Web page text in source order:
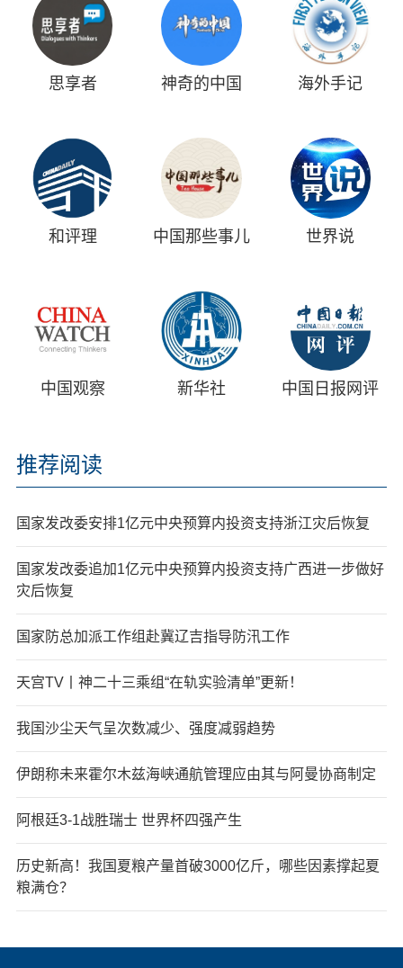
思享者 神奇的中国 海外手记
和评理 中国那些事儿 世界说
中国观察 新华社 中国日报网评
推荐阅读
国家发改委安排1亿元中央预算内投资支持浙江灾后恢复
国家发改委追加1亿元中央预算内投资支持广西进一步做好
灾后恢复
国家防总加派工作组赴冀辽吉指导防汛工作
天宫TV丨神二十三乘组“在轨实验清单”更新！
我国沙尘天气呈次数减少、强度减弱趋势
伊朗称未来霍尔木兹海峡通航管理应由其与阿曼协商制定
阿根廷3-1战胜瑞士 世界杯四强产生
历史新高！我国夏粮产量首破3000亿斤，哪些因素撑起夏
粮满仓？